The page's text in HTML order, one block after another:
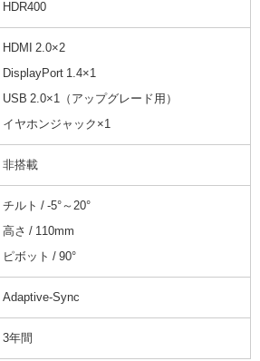
HDR400
HDMI 2.0×2
DisplayPort 1.4×1
USB 2.0×1（アップグレード用）
イヤホンジャック×1
非搭載
チルト / -5°～20°
高さ / 110mm
ピボット / 90°
Adaptive-Sync
3年間